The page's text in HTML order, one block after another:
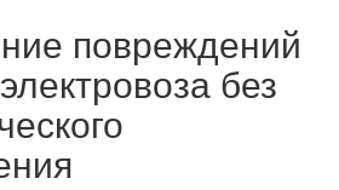
повреждений
без